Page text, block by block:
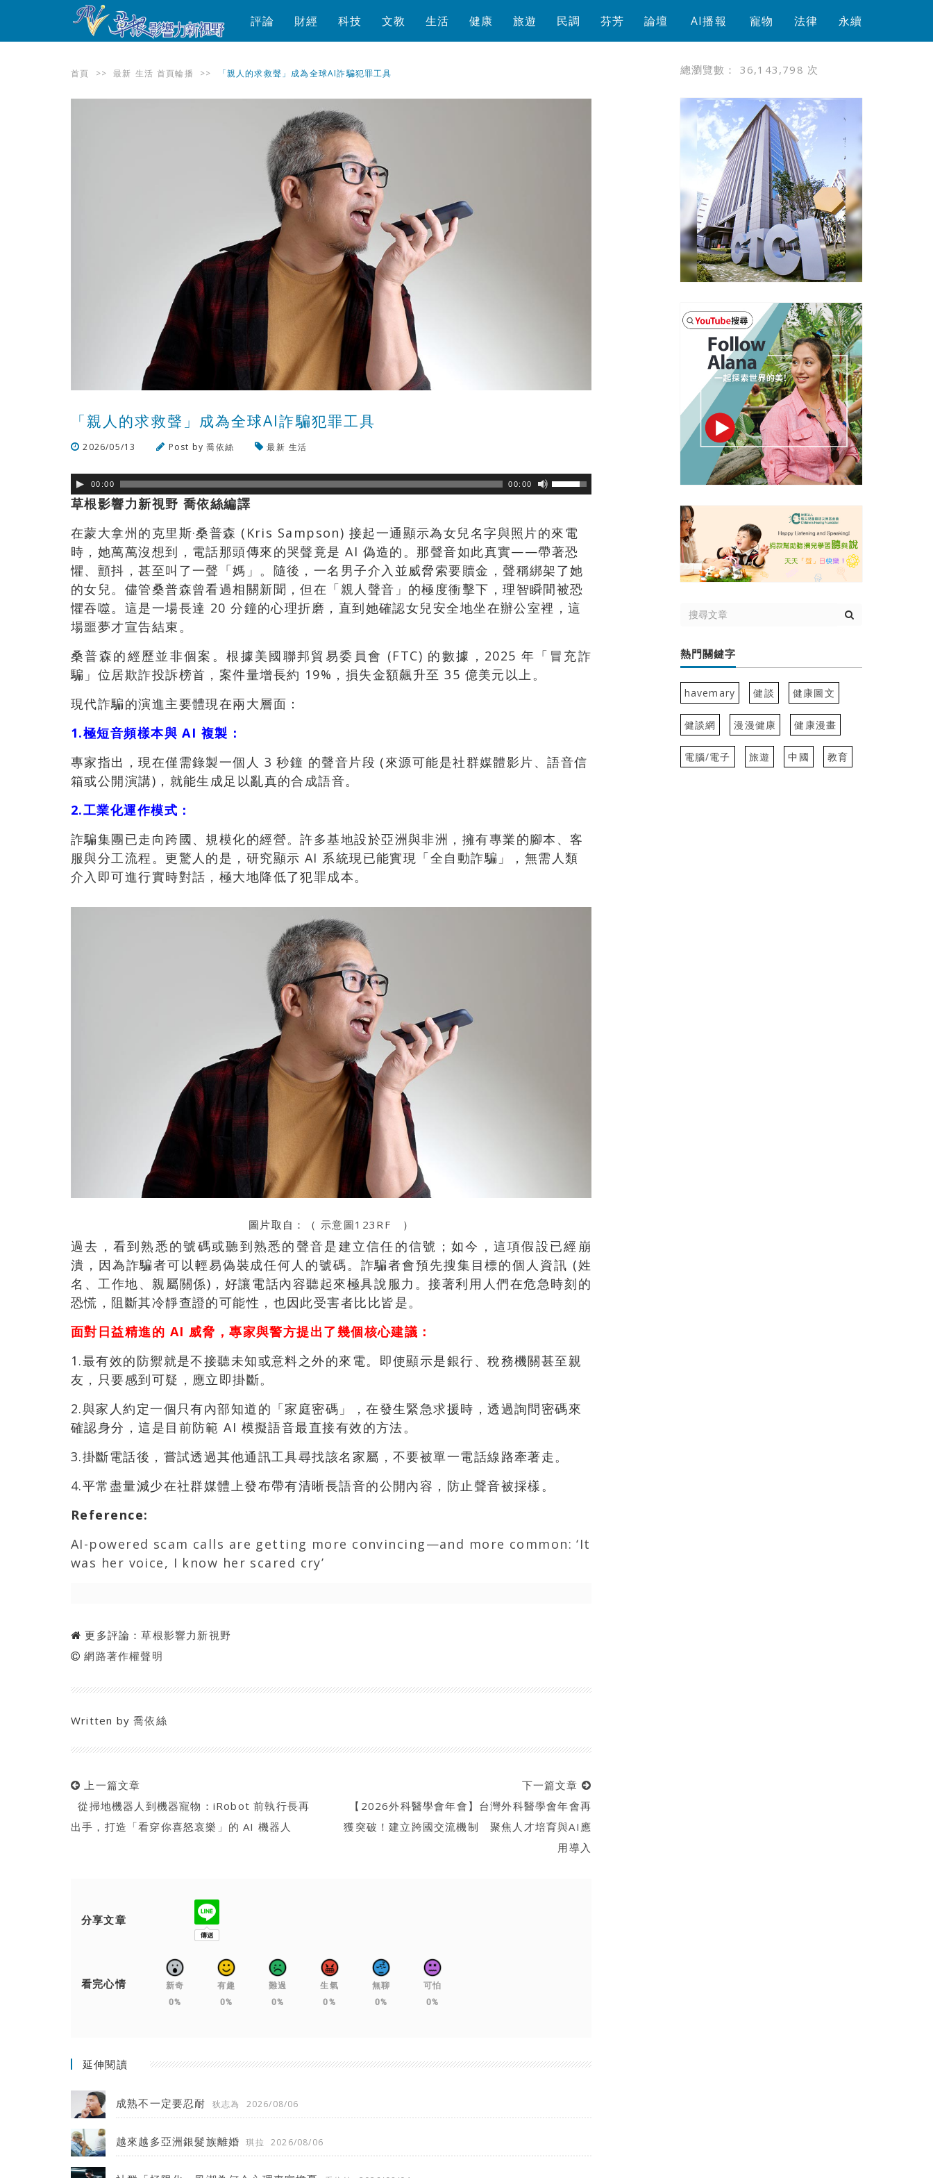
評論 財經 科技 文教 生活 健康 旅遊 民調 芬芳 論壇 AI播報 寵物 法律 永續
首頁 >> 最新 生活 首頁輪播 >> 「親人的求救聲」成為全球AI詐騙犯罪工具
「親人的求救聲」成為全球AI詐騙犯罪工具
2026/05/13 Post by喬依絲 最新 生活
00:00 00:00
草根影響力新視野 喬依絲編譯
在蒙大拿州的克里斯·桑普森 (Kris Sampson) 接起一通顯示為女兒名字與照片的來電
時，她萬萬沒想到，電話那頭傳來的哭聲竟是 AI 偽造的。那聲音如此真實——帶著恐
懼、顫抖，甚至叫了一聲「媽」。隨後，一名男子介入並威脅索要贖金，聲稱綁架了她
的女兒。儘管桑普森曾看過相關新聞，但在「親人聲音」的極度衝擊下，理智瞬間被恐
懼吞噬。這是一場長達 20 分鐘的心理折磨，直到她確認女兒安全地坐在辦公室裡，這
場噩夢才宣告結束。
桑普森的經歷並非個案。根據美國聯邦貿易委員會 (FTC) 的數據，2025 年「冒充詐
騙」位居欺詐投訴榜首，案件量增長約 19%，損失金額飆升至 35 億美元以上。
現代詐騙的演進主要體現在兩大層面：
1.極短音頻樣本與 AI 複製：
專家指出，現在僅需錄製一個人 3 秒鐘 的聲音片段 (來源可能是社群媒體影片、語音信
箱或公開演講)，就能生成足以亂真的合成語音。
2.工業化運作模式：
詐騙集團已走向跨國、規模化的經營。許多基地設於亞洲與非洲，擁有專業的腳本、客
服與分工流程。更驚人的是，研究顯示 AI 系統現已能實現「全自動詐騙」，無需人類
介入即可進行實時對話，極大地降低了犯罪成本。
圖片取自：（ 示意圖123RF ）
過去，看到熟悉的號碼或聽到熟悉的聲音是建立信任的信號；如今，這項假設已經崩
潰，因為詐騙者可以輕易偽裝成任何人的號碼。詐騙者會預先搜集目標的個人資訊 (姓
名、工作地、親屬關係)，好讓電話內容聽起來極具說服力。接著利用人們在危急時刻的
恐慌，阻斷其冷靜查證的可能性，也因此受害者比比皆是。
面對日益精進的 AI 威脅，專家與警方提出了幾個核心建議：
1.最有效的防禦就是不接聽未知或意料之外的來電。即使顯示是銀行、稅務機關甚至親
友，只要感到可疑，應立即掛斷。
2.與家人約定一個只有內部知道的「家庭密碼」，在發生緊急求援時，透過詢問密碼來
確認身分，這是目前防範 AI 模擬語音最直接有效的方法。
3.掛斷電話後，嘗試透過其他通訊工具尋找該名家屬，不要被單一電話線路牽著走。
4.平常盡量減少在社群媒體上發布帶有清晰長語音的公開內容，防止聲音被採樣。
Reference:
AI-powered scam calls are getting more convincing—and more common: ‘It
was her voice, I know her scared cry’
更多評論：草根影響力新視野
網路著作權聲明
Written by喬依絲
上一篇文章
從掃地機器人到機器寵物：iRobot 前執行長再
出手，打造「看穿你喜怒哀樂」的 AI 機器人
下一篇文章
【2026外科醫學會年會】台灣外科醫學會年會再
獲突破！建立跨國交流機制 聚焦人才培育與AI應
用導入
分享文章
看完心情
新奇
0%
有趣
0%
難過
0%
生氣
0%
無聊
0%
可怕
0%
延伸閱讀
成熟不一定要忍耐 狄志為 2026/08/06
越來越多亞洲銀髮族離婚 琪拉 2026/08/06
總瀏覽數： 36,143,798 次
熱門關鍵字
havemary 健談 健康圖文
健談網 漫漫健康 健康漫畫
電腦/電子 旅遊 中國 教育